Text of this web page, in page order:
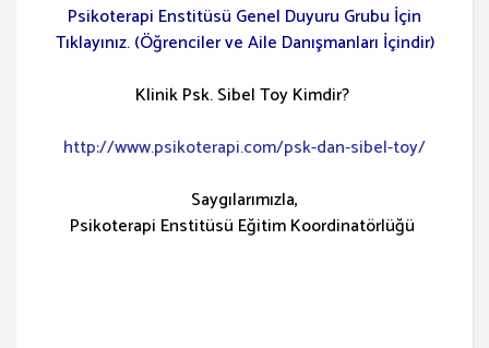
Psikoterapi Enstitüsü Genel Duyuru Grubu İçin
Tıklayınız. (Öğrenciler ve Aile Danışmanları İçindir)
Klinik Psk. Sibel Toy Kimdir?
http://www.psikoterapi.com/psk-dan-sibel-toy/
Saygılarımızla,
Psikoterapi Enstitüsü Eğitim Koordinatörlüğü